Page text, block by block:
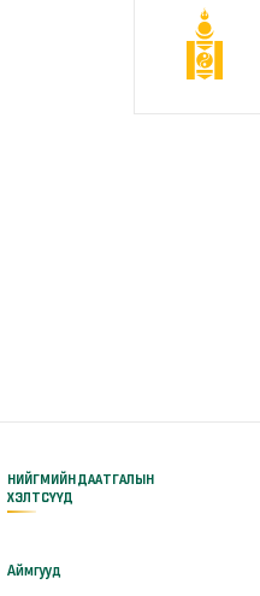
НИЙГМИЙН ДААТГАЛЫН
ХЭЛТСҮҮД
Аймгууд